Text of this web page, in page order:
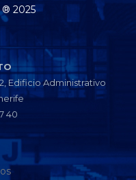
2025
Edificio Administrativo
40